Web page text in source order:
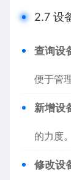
2.7 设
查询设
便于管
新增设
的力度。
修改设